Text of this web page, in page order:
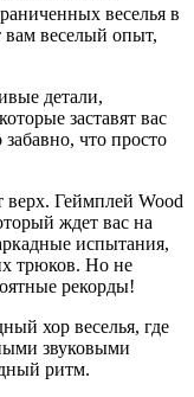
веселья в
веселый опыт,
детали,
заставят вас
что просто
верх. Геймплей Wood
ждет вас на
испытания,
трюков. Но не
рекорды!
хор веселья, где
звуковыми
ритм.